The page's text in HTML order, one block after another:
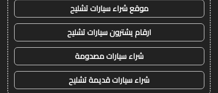
موقع شراء سيارات تشليح
ارقام يشترون سيارات تشليح
شراء سيارات مصدومة
شراء سيارات قديمة تشليح